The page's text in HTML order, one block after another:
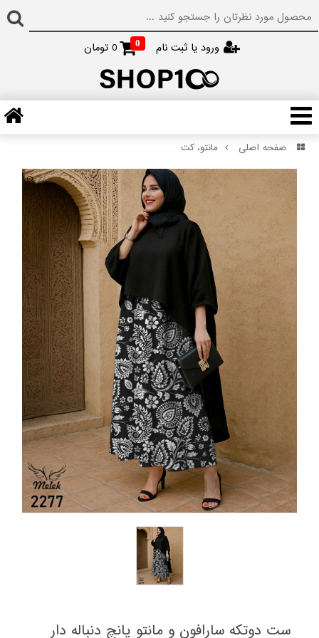
ورود یا ثبت نام 0
0 تومان
صفحه اصلی مانتو، کت
Zoom
ست دوتکه سارافون و مانتو پانچ دنباله دار